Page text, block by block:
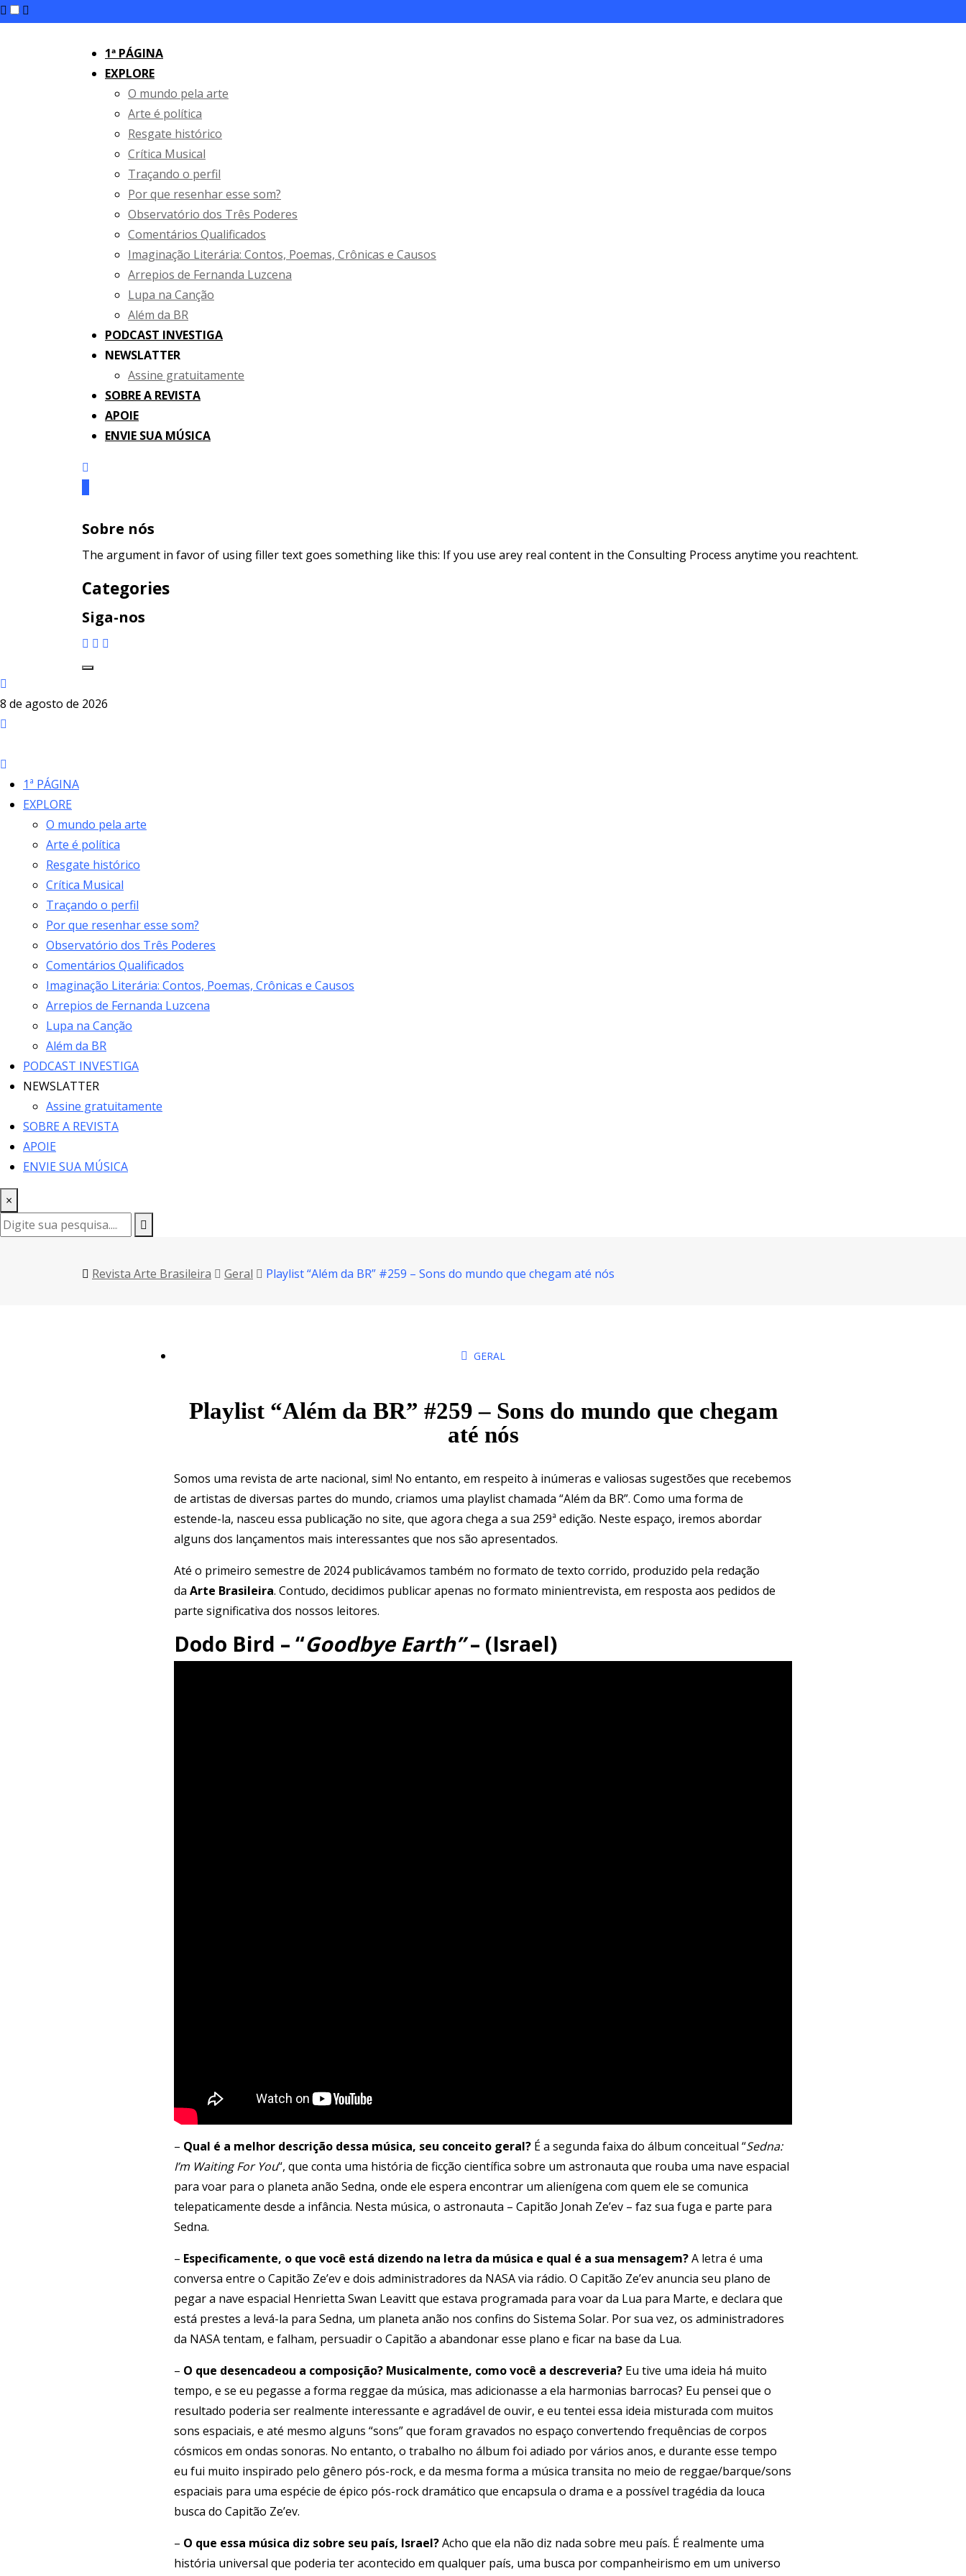
1ª PÁGINA
EXPLORE
O mundo pela arte
Arte é política
Resgate histórico
Crítica Musical
Traçando o perfil
Por que resenhar esse som?
Observatório dos Três Poderes
Comentários Qualificados
Imaginação Literária: Contos, Poemas, Crônicas e Causos
Arrepios de Fernanda Luzcena
Lupa na Canção
Além da BR
PODCAST INVESTIGA
NEWSLATTER
Assine gratuitamente
SOBRE A REVISTA
APOIE
ENVIE SUA MÚSICA
Sobre nós
The argument in favor of using filler text goes something like this: If you use arey real content in the Consulting Process anytime you reachtent.
Categories
Siga-nos
8 de agosto de 2026
1ª PÁGINA
EXPLORE
O mundo pela arte
Arte é política
Resgate histórico
Crítica Musical
Traçando o perfil
Por que resenhar esse som?
Observatório dos Três Poderes
Comentários Qualificados
Imaginação Literária: Contos, Poemas, Crônicas e Causos
Arrepios de Fernanda Luzcena
Lupa na Canção
Além da BR
PODCAST INVESTIGA
NEWSLATTER
Assine gratuitamente
SOBRE A REVISTA
APOIE
ENVIE SUA MÚSICA
×
Revista Arte Brasileira Geral Playlist “Além da BR” #259 – Sons do mundo que chegam até nós
GERAL
Playlist “Além da BR” #259 – Sons do mundo que chegam
até nós
Somos uma revista de arte nacional, sim! No entanto, em respeito à inúmeras e valiosas sugestões que recebemos
de artistas de diversas partes do mundo, criamos uma playlist chamada “Além da BR”. Como uma forma de
estende-la, nasceu essa publicação no site, que agora chega a sua 259ª edição. Neste espaço, iremos abordar
alguns dos lançamentos mais interessantes que nos são apresentados.
Até o primeiro semestre de 2024 publicávamos também no formato de texto corrido, produzido pela redação
da Arte Brasileira. Contudo, decidimos publicar apenas no formato minientrevista, em resposta aos pedidos de
parte significativa dos nossos leitores.
Dodo Bird – “Goodbye Earth”– (Israel)
– Qual é a melhor descrição dessa música, seu conceito geral? É a segunda faixa do álbum conceitual “Sedna:
I’m Waiting For You“, que conta uma história de ficção científica sobre um astronauta que rouba uma nave espacial
para voar para o planeta anão Sedna, onde ele espera encontrar um alienígena com quem ele se comunica
telepaticamente desde a infância. Nesta música, o astronauta – Capitão Jonah Ze’ev – faz sua fuga e parte para
Sedna.
– Especificamente, o que você está dizendo na letra da música e qual é a sua mensagem?A letra é uma
conversa entre o Capitão Ze’ev e dois administradores da NASA via rádio. O Capitão Ze’ev anuncia seu plano de
pegar a nave espacial Henrietta Swan Leavitt que estava programada para voar da Lua para Marte, e declara que
está prestes a levá-la para Sedna, um planeta anão nos confins do Sistema Solar. Por sua vez, os administradores
da NASA tentam, e falham, persuadir o Capitão a abandonar esse plano e ficar na base da Lua.
– O que desencadeou a composição? Musicalmente, como você a descreveria? Eu tive uma ideia há muito
tempo, e se eu pegasse a forma reggae da música, mas adicionasse a ela harmonias barrocas? Eu pensei que o
resultado poderia ser realmente interessante e agradável de ouvir, e eu tentei essa ideia misturada com muitos
sons espaciais, e até mesmo alguns “sons” que foram gravados no espaço convertendo frequências de corpos
cósmicos em ondas sonoras. No entanto, o trabalho no álbum foi adiado por vários anos, e durante esse tempo
eu fui muito inspirado pelo gênero pós-rock, e da mesma forma a música transita no meio de reggae/barque/sons
espaciais para uma espécie de épico pós-rock dramático que encapsula o drama e a possível tragédia da louca
busca do Capitão Ze’ev.
– O que essa música diz sobre seu país, Israel?Acho que ela não diz nada sobre meu país. É realmente uma
história universal que poderia ter acontecido em qualquer país, uma busca por companheirismo em um universo